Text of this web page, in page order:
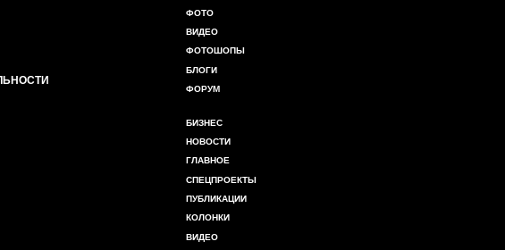
ФОТО
ВИДЕО
ФОТОШОПЫ
БЛОГИ
ФОРУМ
БИЗНЕС
НОВОСТИ
ГЛАВНОЕ
СПЕЦПРОЕКТЫ
ПУБЛИКАЦИИ
КОЛОНКИ
ВИДЕО